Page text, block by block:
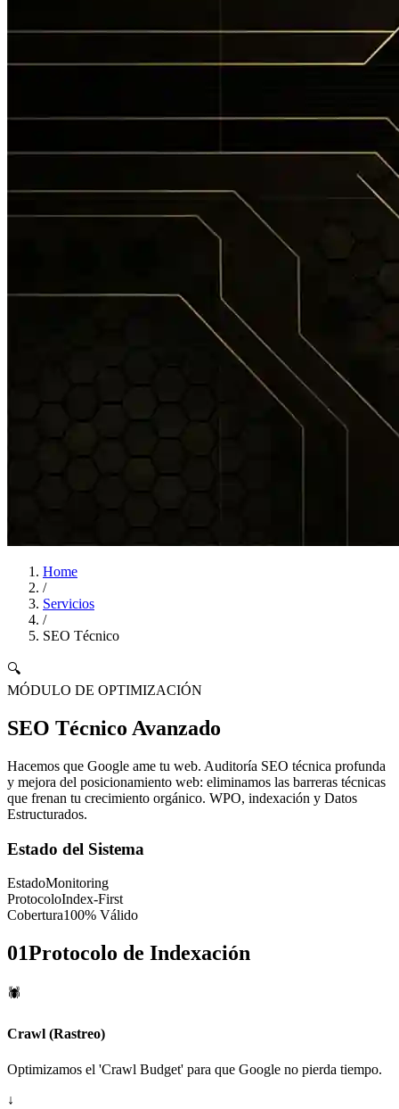
Home
/
Servicios
/
SEO Técnico
🔍
MÓDULO DE OPTIMIZACIÓN
SEO Técnico Avanzado
Hacemos que Google ame tu web. Auditoría SEO técnica profunda
y mejora del posicionamiento web: eliminamos las barreras técnicas
que frenan tu crecimiento orgánico. WPO, indexación y Datos
Estructurados.
Estado del Sistema
EstadoMonitoring
ProtocoloIndex-First
Cobertura100% Válido
01Protocolo de Indexación
🕷️
Crawl (Rastreo)
Optimizamos el 'Crawl Budget' para que Google no pierda tiempo.
↓